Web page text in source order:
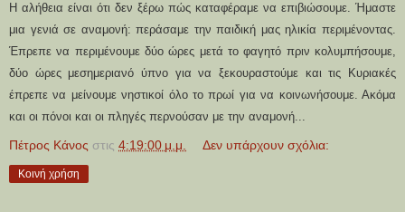
H αλήθεια είναι ότι δεν ξέρω πώς καταφέραμε να επιβιώσουμε. Ήμαστε
μια γενιά σε αναμονή:περάσαμε την παιδική μας ηλικία περιμένοντας.
Έπρεπε να περιμένουμε δύο ώρες μετά το φαγητό πριν κολυμπήσουμε,
δύο ώρες μεσημεριανό ύπνο για να ξεκουραστούμε και τις Κυριακές
έπρεπε να μείνουμε νηστικοί όλο το πρωί για να κοινωνήσουμε. Ακόμα
και οι πόνοι και οι πληγές περνούσαν με την αναμονή...
Πέτρος Κάνος στις 4:19:00 μ.μ. Δεν υπάρχουν σχόλια:
Κοινή χρήση